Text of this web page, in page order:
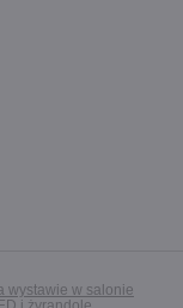
wystawie w salonie